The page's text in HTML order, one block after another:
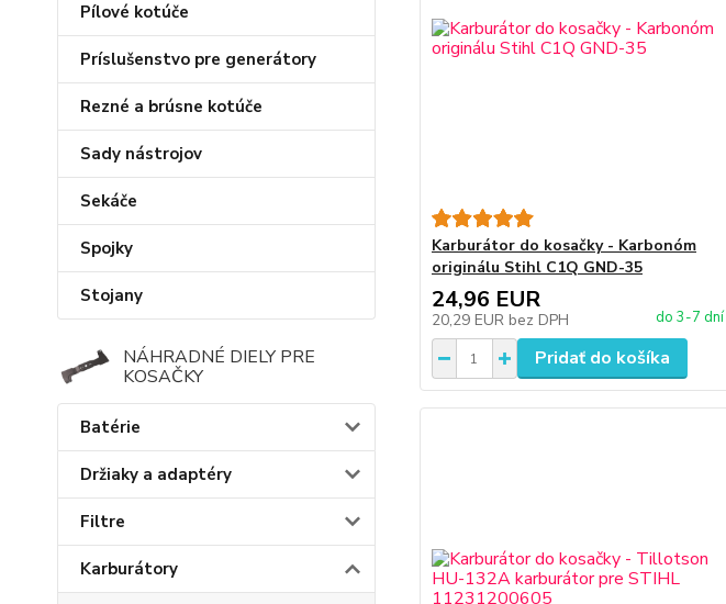
Pílové kotúče
Príslušenstvo pre generátory
Rezné a brúsne kotúče
Sady nástrojov
Sekáče
Spojky
Stojany
NÁHRADNÉ DIELY PRE
KOSAČKY
Batérie
Držiaky a adaptéry
Filtre
Karburátory
Karburátor do kosačky - Karbonóm
originálu Stihl C1Q GND-35
24,96 EUR
20,29 EUR bez DPH do 3-7 dní
Pridať do košíka